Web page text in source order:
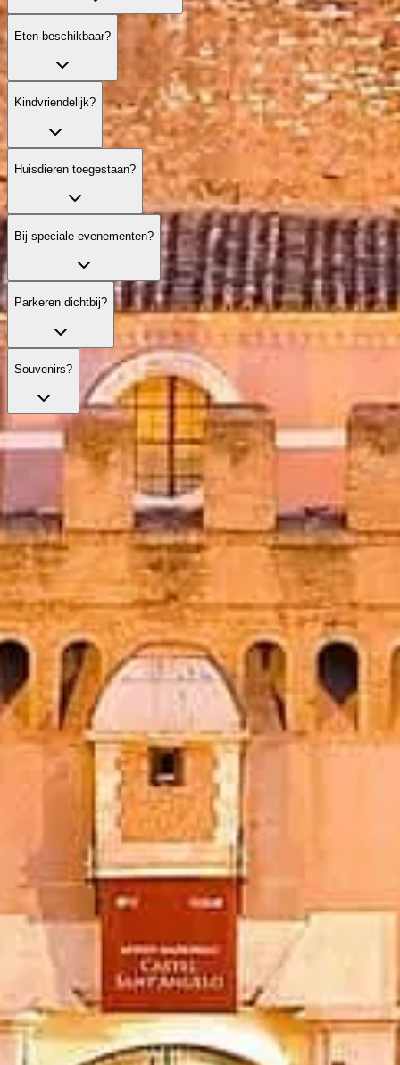
Eten beschikbaar?
Kindvriendelijk?
Huisdieren toegestaan?
Bij speciale evenementen?
Parkeren dichtbij?
Souvenirs?
Sla de rij over met je tickets
Ontdek onze beste ticketopties, met snelle toegang en deskundige
begeleiding.
Castel Sant'Angelo Rome
Onafhankelijke, praktische info: tickets, tijden, geschiedenis en
slimme tips.
Deze site is onafhankelijk en niet gelieerd aan het officiële
museumbeheer.
De website castelsantangelo.org is een onafhankelijk
informatieplatform, gewijd aan Castel Sant'Angelo.
Alle geregistreerde merken en handelsmerken zijn eigendom van
hun respectieve houders. Voor vragen over tickets kun je terecht bij
de ticketaanbieders. Neem contact op
Snelle links